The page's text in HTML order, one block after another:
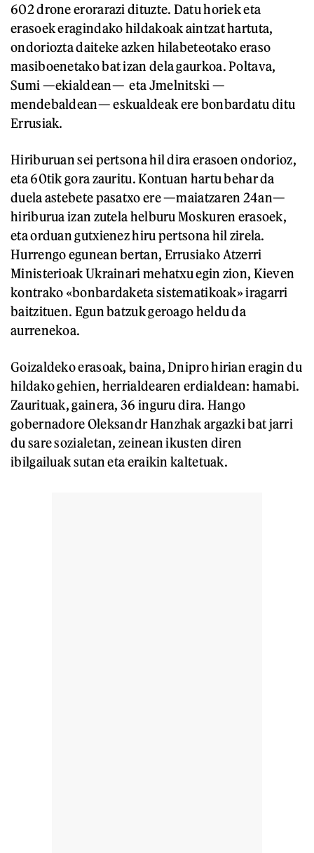
602 drone erorarazi dituzte. Datu horiek eta
erasoek eragindako hildakoak aintzat hartuta,
ondoriozta daiteke azken hilabeteotako eraso
masiboenetako bat izan dela gaurkoa. Poltava,
Sumi —ekialdean— eta Jmelnitski —
mendebaldean— eskualdeak ere bonbardatu ditu
Errusiak.
Hiriburuan sei pertsona hil dira erasoen ondorioz,
eta 60tik gora zauritu. Kontuan hartu behar da
duela astebete pasatxo ere —maiatzaren 24an—
hiriburua izan zutela helburu Moskuren erasoek,
eta orduan gutxienez hiru pertsona hil zirela.
Hurrengo egunean bertan, Errusiako Atzerri
Ministerioak Ukrainari mehatxu egin zion, Kieven
kontrako «bonbardaketa sistematikoak» iragarri
baitzituen. Egun batzuk geroago heldu da
aurrenekoa.
Goizaldeko erasoak, baina, Dnipro hirian eragin du
hildako gehien, herrialdearen erdialdean: hamabi.
Zaurituak, gainera, 36 inguru dira. Hango
gobernadore Oleksandr Hanzhak argazki bat jarri
du sare sozialetan, zeinean ikusten diren
ibilgailuak sutan eta eraikin kaltetuak.